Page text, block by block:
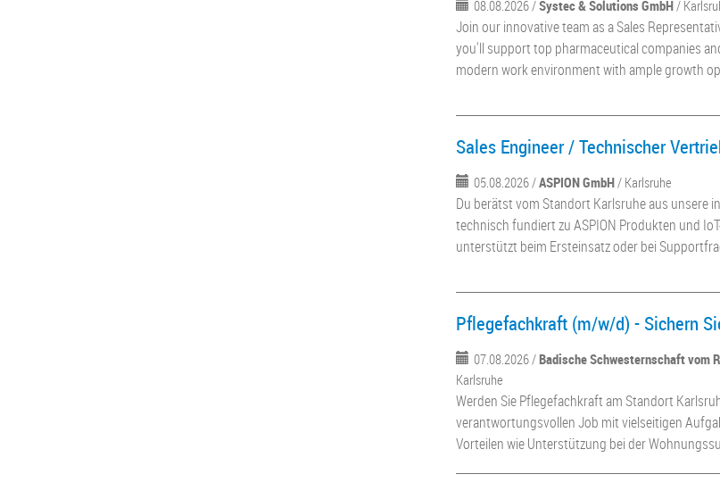
08.08.2026 /Systec & Solutions GmbH/
Join our innovative team as a Sales
you'll support top pharmaceutical companies
modern work environment with ample growth
Sales Engineer / Technischer
05.08.2026 /ASPION GmbH/ Karlsruhe
Du berätst vom Standort Karlsruhe aus unsere
technisch fundiert zu ASPION Produkten und
unterstützt beim Ersteinsatz oder bei
Pflegefachkraft (m/w/d) - Sichern
07.08.2026 /Badische Schwesternschaft vom
Karlsruhe
Werden Sie Pflegefachkraft am Standort
verantwortungsvollen Job mit vielseitigen
Vorteilen wie Unterstützung bei der